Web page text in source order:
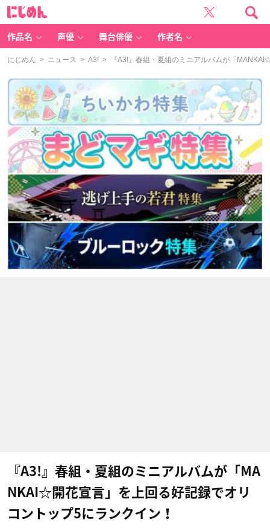
作品名 声優 舞台俳優 作者名
にじめん > ニュース > A3! > 『A3!』春組・夏組のミニアルバムが「
『A3!』春組・夏組のミニアルバムが「MA
NKAI☆開花宣言」を上回る好記録でオリ
コントップ5にランクイン！